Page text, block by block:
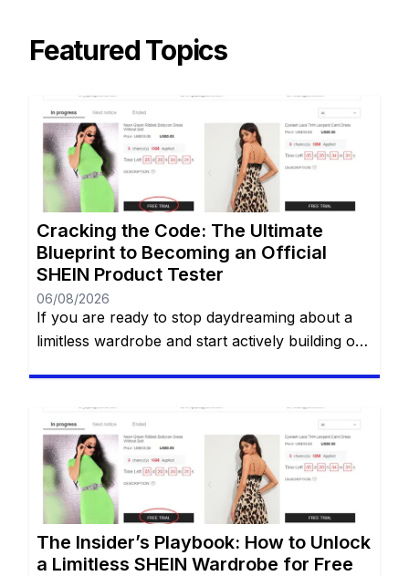
Featured Topics
Cracking the Code: The Ultimate
Blueprint to Becoming an Official
SHEIN Product Tester
06/08/2026
If you are ready to stop daydreaming about a
limitless wardrobe and start actively building one
social media about the highly coveted SHEIN
Free Trial Center. However, locating this hidden
gem—and more importantly, actually getting
your applications approved—can often […]
The Insider’s Playbook: How to Unlock
a Limitless SHEIN Wardrobe for Free